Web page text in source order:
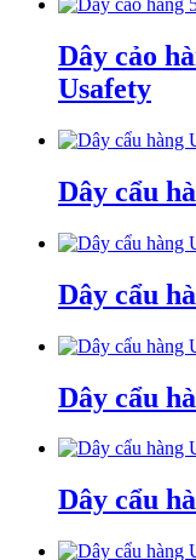
Dây cảo
Usafety
Dây cẩu
Dây cẩu
Dây cẩu
Dây cẩu